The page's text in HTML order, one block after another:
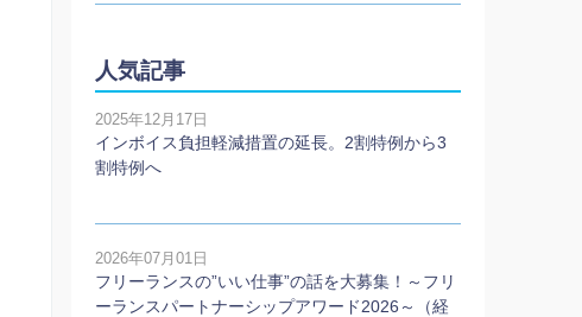
人気記事
2025年12月17日
インボイス負担軽減措置の延長。2割特例から3
割特例へ
2026年07月01日
フリーランスの”いい仕事”の話を大募集！～フリ
ーランスパートナーシップアワード2026～（経